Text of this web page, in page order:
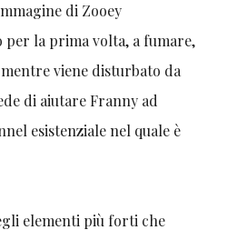
di Zooey
per la prima volta, a fumare,
viene disturbato da
di aiutare Franny ad
esistenziale nel quale è
elementi più forti che